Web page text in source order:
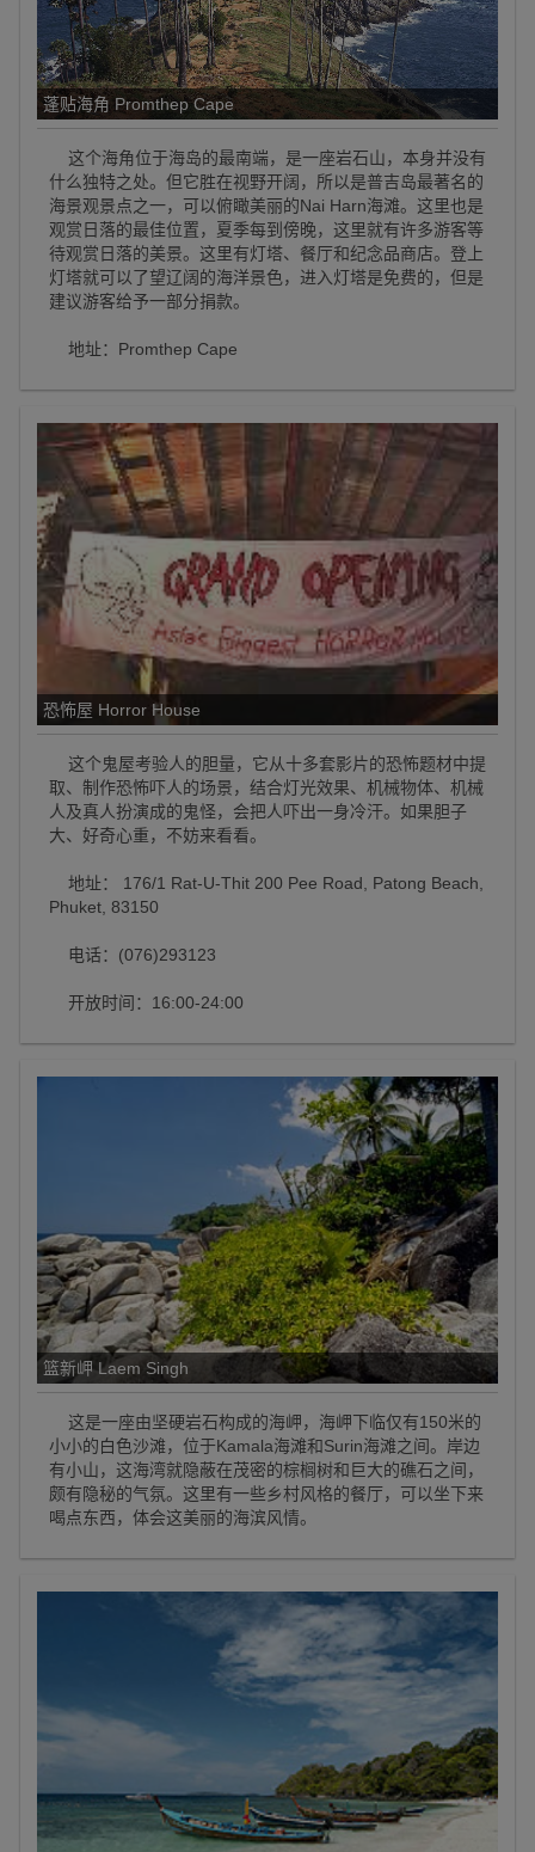
蓬贴海角 Promthep Cape
这个海角位于海岛的最南端，是一座岩石山，本身并没有
什么独特之处。但它胜在视野开阔，所以是普吉岛最著名的
海景观景点之一，可以俯瞰美丽的Nai Harn海滩。这里也是
观赏日落的最佳位置，夏季每到傍晚，这里就有许多游客等
待观赏日落的美景。这里有灯塔、餐厅和纪念品商店。登上
灯塔就可以了望辽阔的海洋景色，进入灯塔是免费的，但是
建议游客给予一部分捐款。
地址：Promthep Cape
恐怖屋 Horror House
这个鬼屋考验人的胆量，它从十多套影片的恐怖题材中提
取、制作恐怖吓人的场景，结合灯光效果、机械物体、机械
人及真人扮演成的鬼怪，会把人吓出一身冷汗。如果胆子
大、好奇心重，不妨来看看。
地址： 176/1 Rat-U-Thit 200 Pee Road, Patong Beach,
Phuket, 83150
电话：(076)293123
开放时间：16:00-24:00
篮新岬 Laem Singh
这是一座由坚硬岩石构成的海岬，海岬下临仅有150米的
小小的白色沙滩，位于Kamala海滩和Surin海滩之间。岸边
有小山，这海湾就隐蔽在茂密的棕榈树和巨大的礁石之间，
颇有隐秘的气氛。这里有一些乡村风格的餐厅，可以坐下来
喝点东西，体会这美丽的海滨风情。